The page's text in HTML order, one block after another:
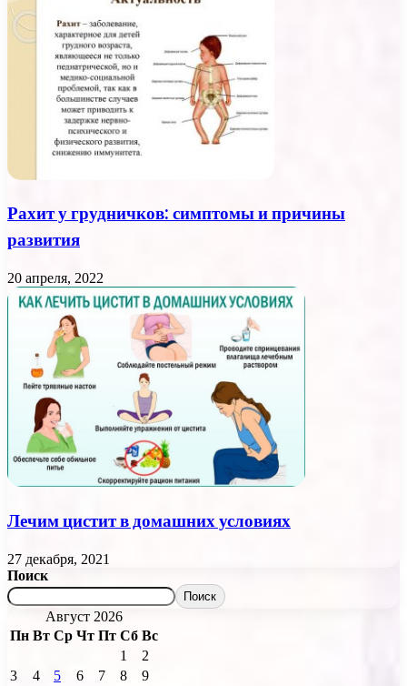
Рахит у грудничков: симптомы и причины
развития
20 апреля, 2022
Лечим цистит в домашних условиях
27 декабря, 2021
Поиск
Поиск
Август 2026
Пн Вт Ср Чт Пт Сб Вс
1
2
3
4 5 6 7 8
9